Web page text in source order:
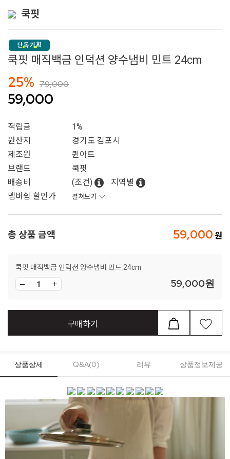
쿡핏
쿡핏 매직백금 인덕션 양수냄비 민트 24cm
25% 79,000
59,000
적립금
1%
원산지
경기도 김포시
제조원
퀸아트
브랜드
쿡핏
배송비
(조건)
지역별
멤버쉽 할인가
펼쳐보기
총 상품 금액 59,000
쿡핏 매직백금 인덕션 양수냄비 민트 24cm
59,000원
구매하기
상품상세 Q&A(0) 리뷰 상품정보제공